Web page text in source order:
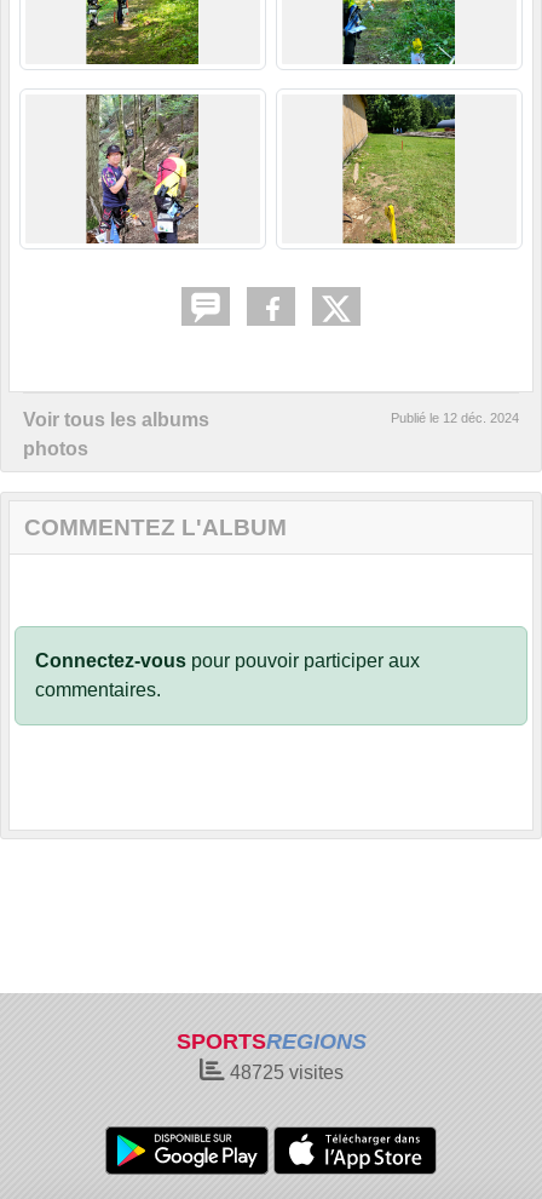
Voir tous les albums
photos
Publié le 12 déc. 2024
COMMENTEZ L'ALBUM
Connectez-vous pour pouvoir participer aux
commentaires.
SPORTSREGIONS
48725visites